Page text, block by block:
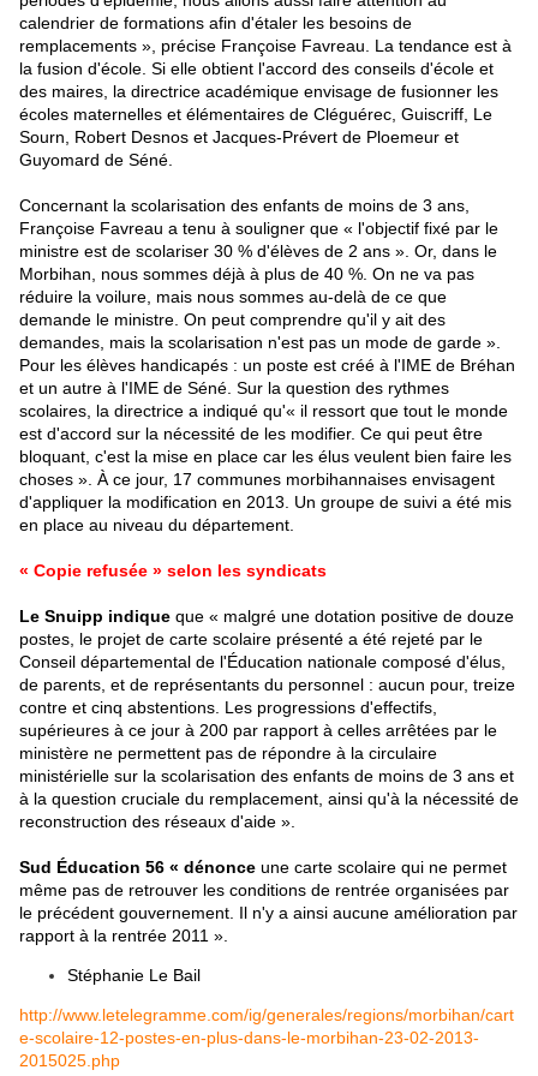
calendrier de formations afin d'étaler les besoins de
remplacements », précise Françoise Favreau . La tendance est à
la fusion d'école. Si elle obtient l'accord des conseils d'école et
des maires, la directrice académique envisage de fusionner les
écoles maternelles et élémentaires de Cléguérec, Guiscriff, Le
Sourn, Robert Desnos et Jacques-Prévert de Ploemeur et
Guyomard de Séné.
Concernant la scolarisation des enfants de moins de 3 ans,
Françoise Favreau a tenu à souligner que « l'objectif fixé par le
ministre est de scolariser 30 % d'élèves de 2 ans ». Or, dans le
Morbihan, nous sommes déjà à plus de 40 %. On ne va pas
réduire la voilure, mais nous sommes au-delà de ce que
demande le ministre. On peut comprendre qu'il y ait des
demandes, mais la scolarisation n'est pas un mode de garde ».
Pour les élèves handicapés : un poste est créé à l'IME de Bréhan
et un autre à l'IME de Séné. Sur la question des rythmes
scolaires, la directrice a indiqué qu'« il ressort que tout le monde
est d'accord sur la nécessité de les modifier. Ce qui peut être
bloquant, c'est la mise en place car les élus veulent bien faire les
choses ». À ce jour, 17 communes morbihannaises envisagent
d'appliquer la modification en 2013. Un groupe de suivi a été mis
en place au niveau du département.
« Copie refusée » selon les syndicats
Le Snuipp indique que « malgré une dotation positive de douze
postes, le projet de carte scolaire présenté a été rejeté par le
Conseil départemental de l'Éducation nationale composé d'élus,
de parents, et de représentants du personnel : aucun pour, treize
contre et cinq abstentions. Les progressions d'effectifs,
supérieures à ce jour à 200 par rapport à celles arrêtées par le
ministère ne permettent pas de répondre à la circulaire
ministérielle sur la scolarisation des enfants de moins de 3 ans et
à la question cruciale du remplacement, ainsi qu'à la nécessité de
reconstruction des réseaux d'aide ».
Sud Éducation 56 « dénonce une carte scolaire qui ne permet
même pas de retrouver les conditions de rentrée organisées par
le précédent gouvernement. Il n'y a ainsi aucune amélioration par
rapport à la rentrée 2011 ».
Stéphanie Le Bail
http://www.letelegramme.com/ig/generales/regions/morbihan/cart
e-scolaire-12-postes-en-plus-dans-le-morbihan-23-02-2013-
2015025.php